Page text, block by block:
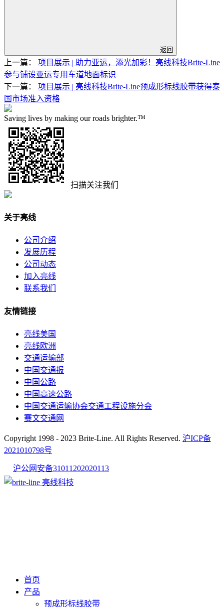
返回
上一篇： 项目展示 | 助力亚运，添光加彩！亮线科技Brite-Line
参与铺设亚运专用车道地面标识
下一篇： 项目展示 | 亮线科技Brite-Line预成形标线胶带获得泰
国市场准入资格
Saving lives by making our roads brighter.™
扫描关注我们
关于亮线
公司介绍
发展历程
公司动态
加入亮线
联系我们
友情链接
亮线美国
亮线欧洲
交通运输部
中国交通报
中国公路
中国高速公路
中国交通运输协会交通工程设施分会
赛文交通网
Copyright 1998 - 2023 Brite-Line. All Rights Reserved. 沪ICP备
2021010798号
沪公网安备31011202020113
首页
产品
预成形标线胶带